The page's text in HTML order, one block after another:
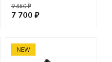
M
9 450 ₽
7 700 ₽
NEW
Ласты Aquatics Dolphin